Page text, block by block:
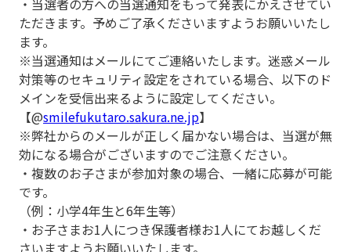
・当選者の方への当選通知をもって発表にかえさせてい
ただきます。予めご了承くださいますようお願いいたし
ます。
※当選通知はメールにてご連絡いたします。迷惑メール
対策等のセキュリティ設定をされている場合、以下のド
メインを受信出来るように設定してください。
【@smilefukutaro.sakura.ne.jp】
※弊社からのメールが正しく届かない場合は、当選が無
効になる場合がございますのでご注意ください。
・複数のお子さまが参加対象の場合、一緒に応募が可能
です。
（例：小学4年生と6年生等）
・お子さまお1人につき保護者様お1人にてお越しくだ
さいますようお願いいたします。